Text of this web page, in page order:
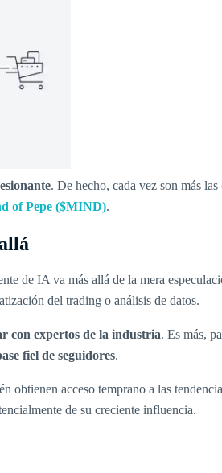
. De hecho, cada vez son más las
of Pepe ($MIND).
de IA va más allá de la mera
del trading o análisis de datos.
con expertos de la industria. Es más,
fiel de seguidores.
obtienen acceso temprano a las
de su creciente influencia.